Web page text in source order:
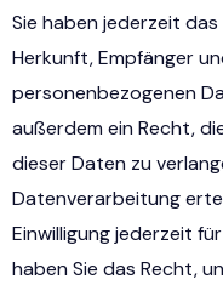
Sie haben jederzeit
Herkunft, Empfänger
personenbezogenen
außerdem ein Recht,
dieser Daten zu
Datenverarbeitung
Einwilligung jederzeit
haben Sie das Recht,